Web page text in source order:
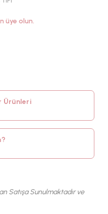
üye olun.
Ürünleri
Satışa Sunulmaktadır ve